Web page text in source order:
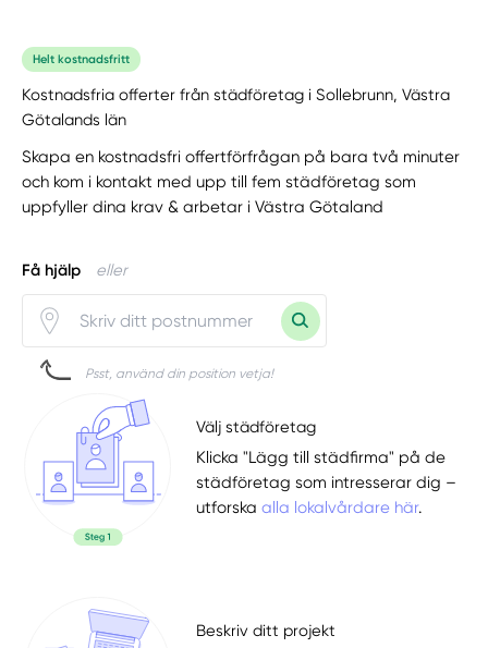
Helt kostnadsfritt
Kostnadsfria offerter från städföretag i Sollebrunn, Västra
Götalands län
Skapa en kostnadsfri offertförfrågan på bara två minuter
och kom i kontakt med upp till fem städföretag som
uppfyller dina krav & arbetar i Västra Götaland
Få hjälp eller
Psst, använd din position vetja!
Välj städföretag
Klicka "Lägg till städfirma" på de
städföretag som intresserar dig –
utforskaalla lokalvårdare här.
Beskriv ditt projekt